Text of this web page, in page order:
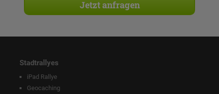
Stadtrallyes
iPad Rallye
Geocaching